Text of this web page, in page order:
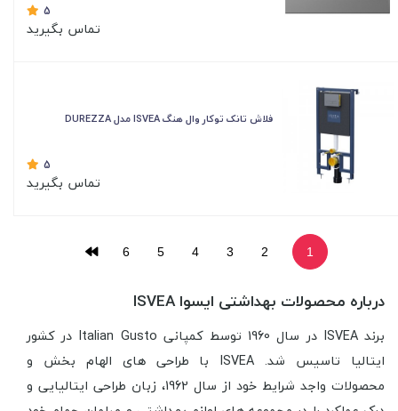
5
تماس بگیرید
فلاش تانک توکار وال هنگ ISVEA مدل DUREZZA
5
تماس بگیرید
1
2
3
4
5
6
درباره محصولات بهداشتی ایسوا ISVEA
برند ISVEA در سال 1960 توسط کمپانی Italian Gusto در کشور
ایتالیا تاسیس شد. ISVEA با طراحی های الهام بخش و
محصولات واجد شرایط خود از سال 1962، زبان طراحی ایتالیایی و